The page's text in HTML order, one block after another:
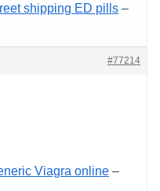
shipping ED pills –
#77214
Viagra online –